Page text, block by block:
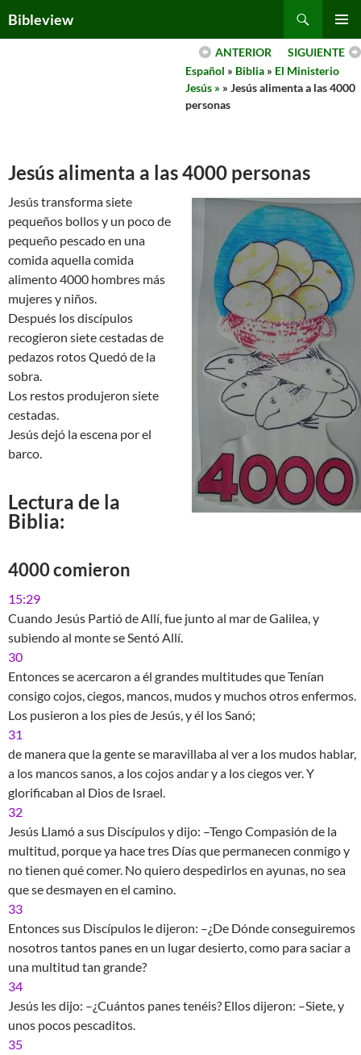
toBibleview
MENU
SIGUIENTE
ANTERIOR
Español » Biblia » El Ministerio
Jesús » » Jesús alimenta a las 4000
personas
Jesús alimenta a las 4000 personas
Jesús transforma siete
pequeños bollos y un poco de
pequeño pescado en una
comida aquella comida
alimento 4000 hombres más
mujeres y niños.
Después los discípulos
recogieron siete cestadas de
pedazos rotos Quedó de la
sobra.
Los restos produjeron siete
cestadas.
Jesús dejó la escena por el
barco.
Lectura de la
Biblia:
4000 comieron
15:29
Cuando Jesús Partió de Allí, fue junto al mar de Galilea, y
subiendo al monte se Sentó Allí.
30
Entonces se acercaron a él grandes multitudes que Tenían
consigo cojos, ciegos, mancos, mudos y muchos otros enfermos.
Los pusieron a los pies de Jesús, y él los Sanó;
31
de manera que la gente se maravillaba al ver a los mudos hablar,
a los mancos sanos, a los cojos andar y a los ciegos ver. Y
glorificaban al Dios de Israel.
32
Jesús Llamó a sus Discípulos y dijo: –Tengo Compasión de la
multitud, porque ya hace tres Días que permanecen conmigo y
no tienen qué comer. No quiero despedirlos en ayunas, no sea
que se desmayen en el camino.
33
Entonces sus Discípulos le dijeron: –¿De Dónde conseguiremos
nosotros tantos panes en un lugar desierto, como para saciar a
una multitud tan grande?
34
Jesús les dijo: –¿Cuántos panes tenéis? Ellos dijeron: –Siete, y
unos pocos pescaditos.
35